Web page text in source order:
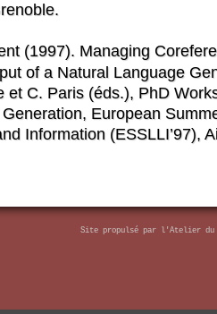
(1997). Managing
of a Natural Language
et C. Paris (éds.), PhD
European
Information (ESSLLI’97),
Site propulsé par l'Atelier du